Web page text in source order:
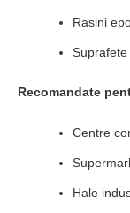
Rasini
Recomandate
Centre
Hale